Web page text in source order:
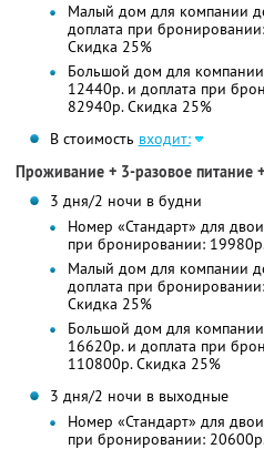
Малый дом для компании
доплата при
Скидка 25%
Большой дом для
12440р. и доплата при
82940р. Скидка 25%
В стоимость входит:
Проживание + 3-разовое питание
3 дня/2 ночи в будни
Номер «Стандарт» для
при бронировании:
Малый дом для компании
доплата при
Скидка 25%
Большой дом для
16620р. и доплата при
110800р. Скидка 25%
3 дня/2 ночи в выходные
Номер «Стандарт» для
при бронировании: